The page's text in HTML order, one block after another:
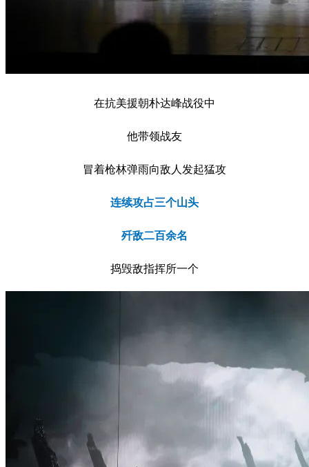
在抗美援朝朴达峰战役中
他带领战友
冒着枪林弹雨向敌人发起猛攻
连续攻占三个山头
歼敌二百余名
捣毁敌指挥所一个